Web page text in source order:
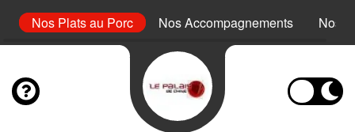
Nos Plats au Porc Nos Accompagnements Nos